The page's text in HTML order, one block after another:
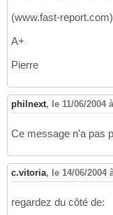
(www.fast-report.com)
A+
Pierre
philnext, le 11/06/2004
Ce message n'a pas
c.vitoria, le 14/06/2004
regardez du côté de: